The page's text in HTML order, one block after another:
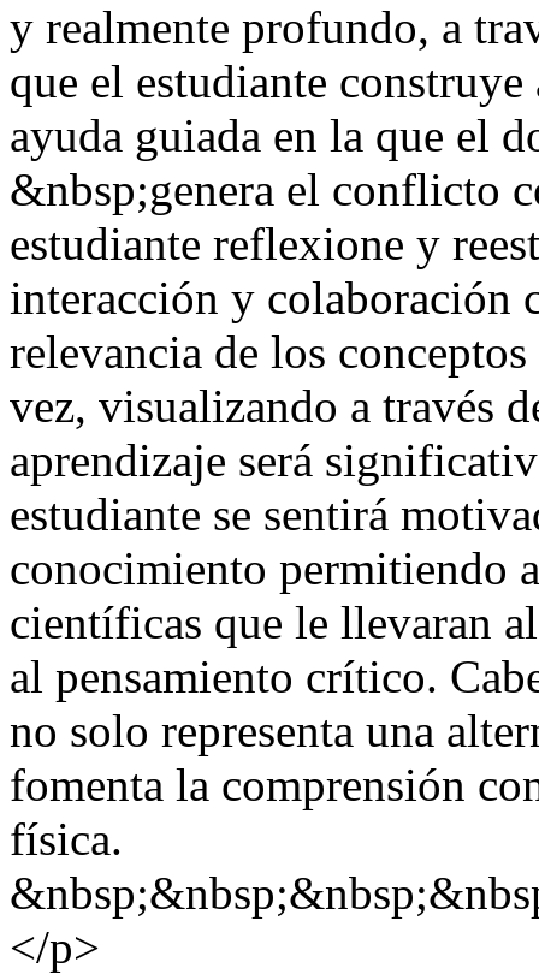
y realmente profundo, a
que el estudiante
ayuda guiada en la que el
&nbsp;genera el conflicto
estudiante reflexione y
interacción y colaboración
relevancia de los
vez, visualizando a través
aprendizaje será
estudiante se sentirá
conocimiento permitiendo
científicas que le llevaran
al pensamiento crítico.
no solo representa una
fomenta la comprensión
física.
</p>